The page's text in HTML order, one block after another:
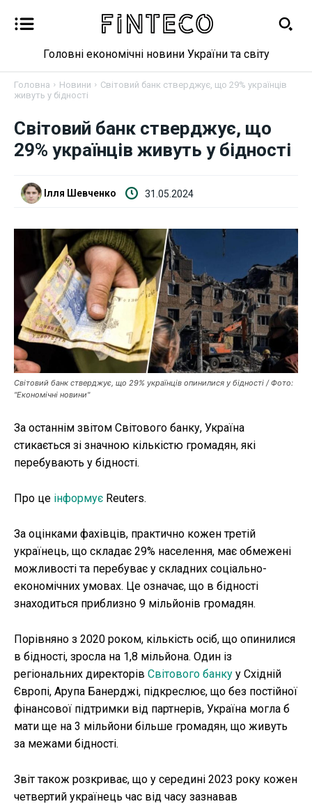
Новини
Бізнес
Фінанси
Валютний ринок
Криптовалюта
Робота і освіта
Публікації
ФОП
Ми в соц. мережах
Головні економічні новини України та світу
Головна Новини
Світовий банк стверджує, що 29% українців
живуть у бідності
Світовий банк стверджує, що
29% українців живуть у бідності
Ілля Шевченко 31.05.2024
Світовий банк стверджує, що 29% українців опинилися у бідності / Фото:
"Економічні новини"
За останнім звітом Світового банку, Україна
стикається зі значною кількістю громадян, які
перебувають у бідності.
Про це інформує Reuters.
За оцінками фахівців, практично кожен третій
українець, що складає 29% населення, має обмежені
можливості та перебуває у складних соціально-
економічних умовах. Це означає, що в бідності
знаходиться приблизно 9 мільйонів громадян.
Порівняно з 2020 роком, кількість осіб, що опинилися
в бідності, зросла на 1,8 мільйона. Один із
регіональних директорів Світового банку у Східній
Європі, Арупа Банерджі, підкреслює, що без постійної
фінансової підтримки від партнерів, Україна могла б
мати ще на 3 мільйони більше громадян, що живуть
за межами бідності.
Звіт також розкриває, що у середині 2023 року кожен
четвертий українець час від часу зазнавав